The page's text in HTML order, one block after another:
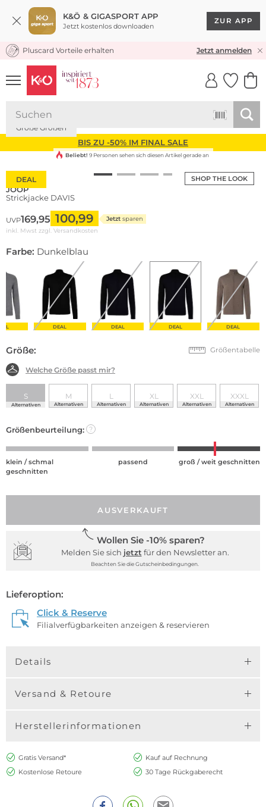
K&Ö & GIGASPORT APP
Jetzt kostenlos downloaden
ZUR APP
KOSTENLOSER VERSAND* & RÜCKVERSAND
Pluscard Vorteile erhalten Jetzt anmelden
UNSERE APP
CLICK &
BIS ZU -50% IM FINAL SALE
SHOP THE LOOK
DEAL
Große Größen
Beliebt! 9 Personen sehen sich diesen Artikel gerade an
JOOP
Strickjacke DAVIS
UVP169,95 100,99 Jetzt sparen
inkl. Mwst zzgl. Versandkosten
Farbe: Dunkelblau
DEAL DEAL DEAL DEAL
Größe: Größentabelle
Welche Größe passt mir?
S
Alternativen
M
Alternativen
L
Alternativen
XL
Alternativen
XXL
Alternativen
XXXL
Alternativen
Größenbeurteilung: ?
klein / schmal
geschnitten
passend groß / weit geschnitten
AUSVERKAUFT
Wollen Sie -10% sparen?
Melden Sie sich jetzt für den Newsletter an.
Beachten Sie die Gutscheinbedingungen.
Lieferoption:
Click & Reserve
Filialverfügbarkeiten anzeigen & reservieren
Details
Versand & Retoure
Herstellerinformationen
Gratis Versand*
Kauf auf Rechnung
Kostenlose Retoure
30 Tage Rückgaberecht